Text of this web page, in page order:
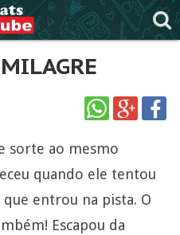
sorte ao mesmo
quando ele tentou
entrou na pista. O
Escapou da